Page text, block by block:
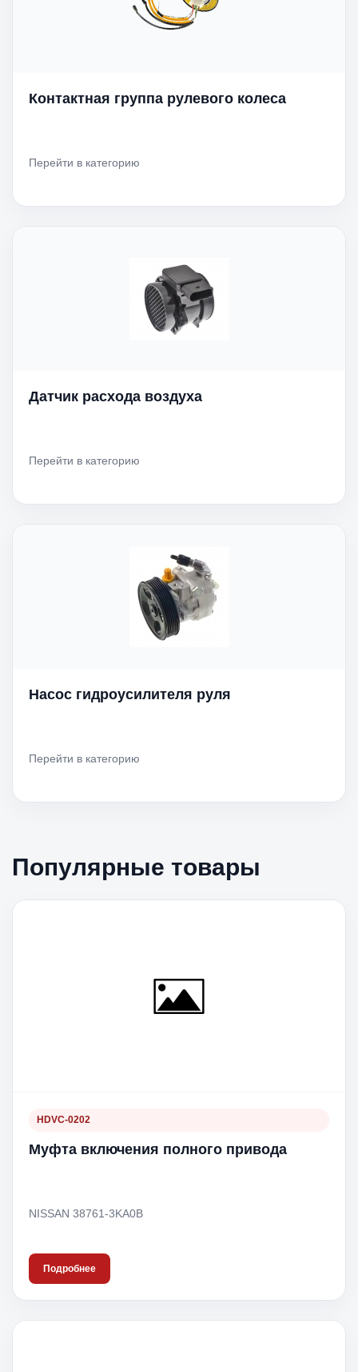
Контактная группа рулевого колеса
Перейти в категорию
Датчик расхода воздуха
Перейти в категорию
Насос гидроусилителя руля
Перейти в категорию
Популярные товары
HDVC-0202
Муфта включения полного привода
NISSAN 38761-3KA0B
Подробнее